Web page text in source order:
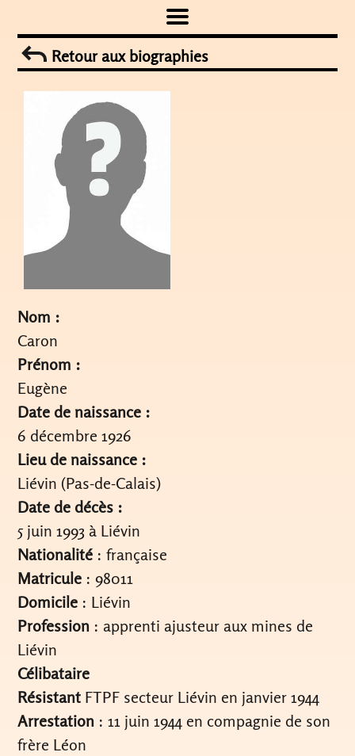
to
contentRetour aux biographies
Nom :
Caron
Prénom :
Eugène
Date de naissance :
6 décembre 1926
Lieu de naissance :
Liévin (Pas-de-Calais)
Date de décès :
5 juin 1993 à Liévin
Nationalité : française
Matricule : 98011
Domicile : Liévin
Profession : apprenti ajusteur aux mines de
Liévin
Célibataire
Résistant FTPF secteur Liévin en janvier 1944
Arrestation : 11 juin 1944 en compagnie de son
frère Léon